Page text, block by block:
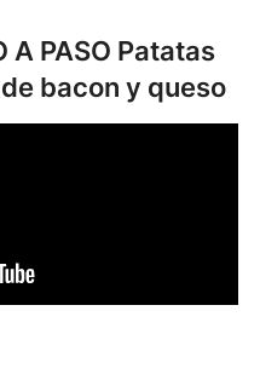
A PASO Patatas
bacon y queso